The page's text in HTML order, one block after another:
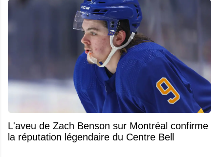
L'aveu de Zach Benson sur Montréal confirme
la réputation légendaire du Centre Bell